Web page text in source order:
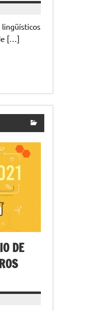
lingüísticos
[…]
DE